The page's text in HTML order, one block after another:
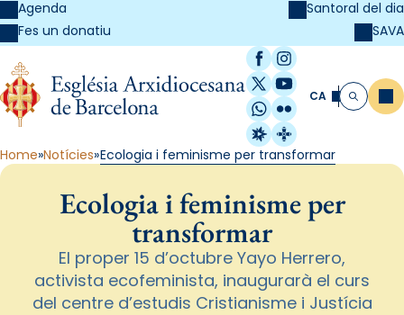
Agenda
Fes un donatiu
Santoral del dia
SAVA
Facebook
Instagram
X / Twitter
YouTube
WhatsApp
Flickr
Radio Estel
Catalunya
CA Cerca
Home Notícies Ecologia i feminisme per transformar
Ecologia i feminisme per
transformar
El proper 15 d’octubre Yayo Herrero,
activista ecofeminista, inaugurarà el curs
del centre d’estudis Cristianisme i Justícia